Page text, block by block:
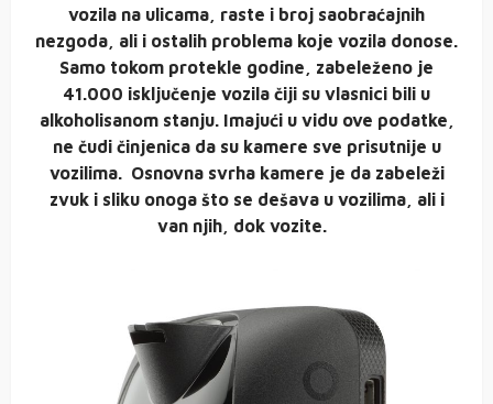
vozila na ulicama, raste i broj saobraćajnih
nezgoda, ali i ostalih problema koje vozila donose.
Samo tokom protekle godine, zabeleženo je
41.000 isključenje vozila čiji su vlasnici bili u
alkoholisanom stanju. Imajući u vidu ove podatke,
ne čudi činjenica da su kamere sve prisutnije u
vozilima. Osnovna svrha kamere je da zabeleži
zvuk i sliku onoga što se dešava u vozilima, ali i
van njih, dok vozite.